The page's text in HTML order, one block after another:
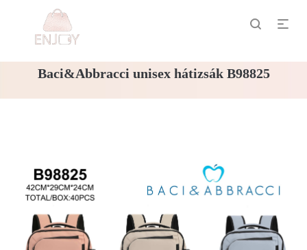
Baci&Abbracci unisex hátizsák B98825